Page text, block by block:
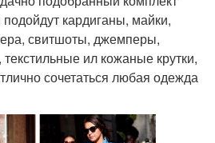
кардиганы, майки,
свитшоты, джемперы,
ил кожаные крутки,
сочетаться любая одежда